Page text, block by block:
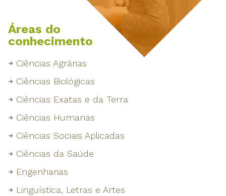
Áreas do
conhecimento
Ciências Agrárias
Ciências Biológicas
Ciências Exatas e da Terra
Ciências Humanas
Ciências Sociais Aplicadas
Ciências da Saúde
Engenharias
Linguística, Letras e Artes